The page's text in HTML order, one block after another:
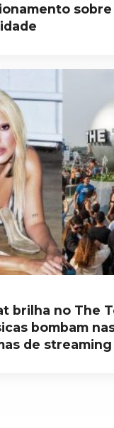
sobre
brilha no The
bombam
de streaming